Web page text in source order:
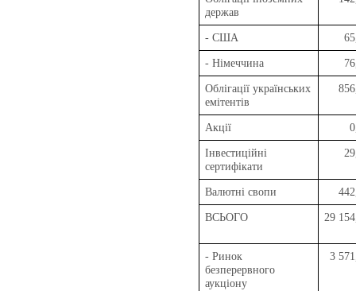
держав
- США
- Німеччина
Облігації українських
емітентів
Акції
Інвестиційні
сертифікати
Валютні свопи
ВСЬОГО 29
- Ринок
безперервного
аукціону
3